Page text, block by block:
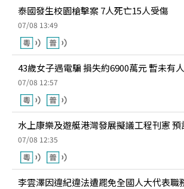
泰國發生校園槍擊案 7人死亡15人受傷
07/08 13:49
43歲女子遇電騙 損失約6900萬元 暫未有
07/08 12:57
水上康樂及遊艇港灣發展擬議工程刊憲 預
07/08 12:35
李雲澤因違紀違法遭罷免全國人大代表職